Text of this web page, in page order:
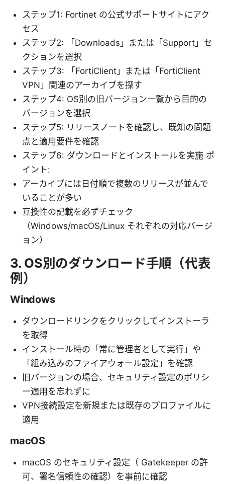
ステップ1: Fortinet の公式サポートサイトにアク
セス
ステップ2: 「Downloads」または「Support」セ
クションを選択
ステップ3: 「FortiClient」または「FortiClient
VPN」関連のアーカイブを探す
ステップ4: OS別の旧バージョン一覧から目的の
バージョンを選択
ステップ5: リリースノートを確認し、既知の問題
点と適用要件を確認
ステップ6: ダウンロードとインストールを実施 ポ
イント:
アーカイブには日付順で複数のリリースが並んで
いることが多い
互換性の記載を必ずチェック
（Windows/macOS/Linux それぞれの対応バージ
ョン）
3. OS別のダウンロード手順（代表
例）
Windows
ダウンロードリンクをクリックしてインストーラ
を取得
インストール時の「常に管理者として実行」や
「組み込みのファイアウォール設定」を確認
旧バージョンの場合、セキュリティ設定のポリシ
ー適用を忘れずに
VPN接続設定を新規または既存のプロファイルに
適用
macOS
macOS のセキュリティ設定（ Gatekeeper の許
可、署名信頼性の確認）を事前に確認